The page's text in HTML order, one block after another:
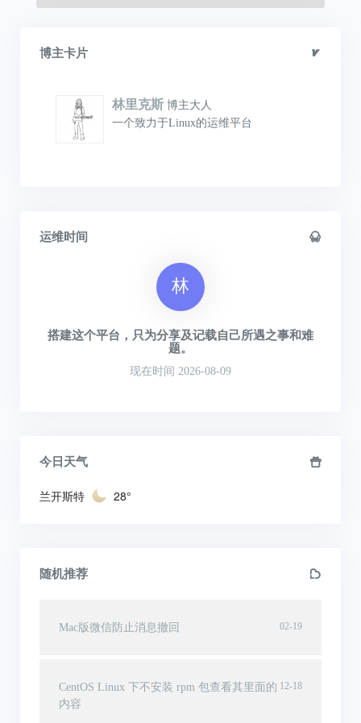
博主卡片
林里克斯 博主大人
一个致力于Linux的运维平台
运维时间
林
搭建这个平台，只为分享及记载自己所遇之事和难
题。
现在时间 2026-08-09
今日天气
兰开斯特 28°
随机推荐
02-19
Mac版微信防止消息撤回
12-18
CentOS Linux 下不安装 rpm 包查看其里面的
内容